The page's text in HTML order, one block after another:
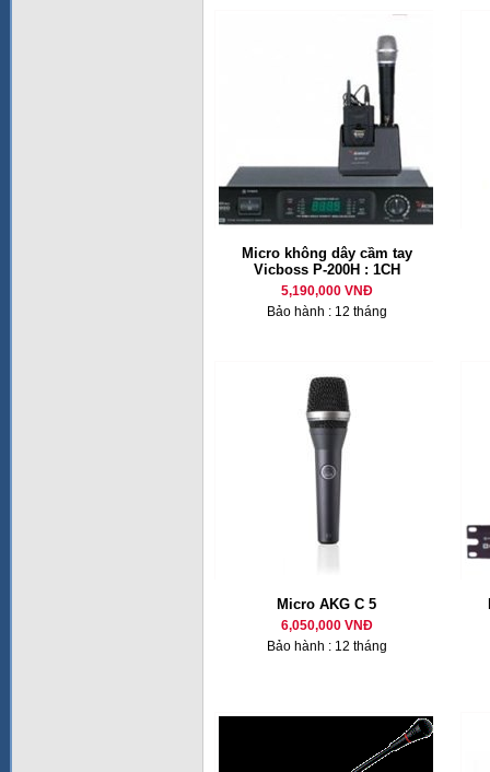
Micro không dây cầm tay
Vicboss P-200H : 1CH
5,190,000 VNĐ
Bảo hành : 12 tháng
Micro AKG C 5
6,050,000 VNĐ
Bảo hành : 12 tháng